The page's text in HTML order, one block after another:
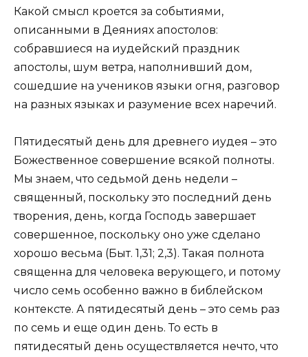
Какой смысл кроется за событиями,
описанными в Деяниях апостолов:
собравшиеся на иудейский праздник
апостолы, шум ветра, наполнивший дом,
сошедшие на учеников языки огня, разговор
на разных языках и разумение всех наречий.
Пятидесятый день для древнего иудея – это
Божественное совершение всякой полноты.
Мы знаем, что седьмой день недели –
священный, поскольку это последний день
творения, день, когда Господь завершает
совершенное, поскольку оно уже сделано
хорошо весьма (Быт. 1,31; 2,3). Такая полнота
священна для человека верующего, и потому
число семь особенно важно в библейском
контексте. А пятидесятый день – это семь раз
по семь и еще один день. То есть в
пятидесятый день осуществляется нечто, что